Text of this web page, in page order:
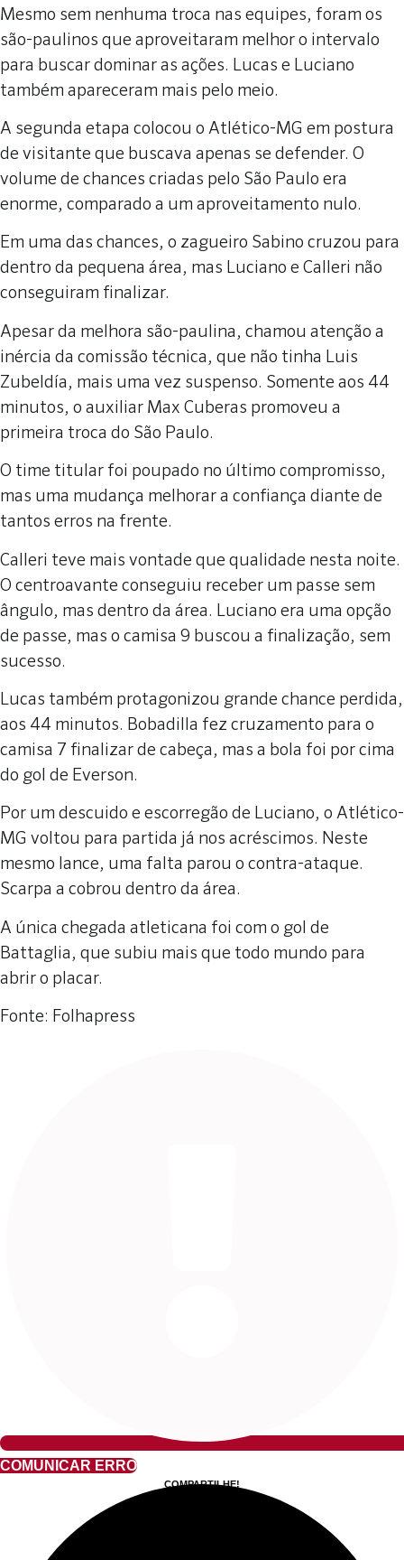
Mesmo sem nenhuma troca nas equipes, foram os
são-paulinos que aproveitaram melhor o intervalo
para buscar dominar as ações. Lucas e Luciano
também apareceram mais pelo meio.
A segunda etapa colocou o Atlético-MG em postura
de visitante que buscava apenas se defender. O
volume de chances criadas pelo São Paulo era
enorme, comparado a um aproveitamento nulo.
Em uma das chances, o zagueiro Sabino cruzou para
dentro da pequena área, mas Luciano e Calleri não
conseguiram finalizar.
Apesar da melhora são-paulina, chamou atenção a
inércia da comissão técnica, que não tinha Luis
Zubeldía, mais uma vez suspenso. Somente aos 44
minutos, o auxiliar Max Cuberas promoveu a
primeira troca do São Paulo.
O time titular foi poupado no último compromisso,
mas uma mudança melhorar a confiança diante de
tantos erros na frente.
Calleri teve mais vontade que qualidade nesta noite.
O centroavante conseguiu receber um passe sem
ângulo, mas dentro da área. Luciano era uma opção
de passe, mas o camisa 9 buscou a finalização, sem
sucesso.
Lucas também protagonizou grande chance perdida,
aos 44 minutos. Bobadilla fez cruzamento para o
camisa 7 finalizar de cabeça, mas a bola foi por cima
do gol de Everson.
Por um descuido e escorregão de Luciano, o Atlético-
MG voltou para partida já nos acréscimos. Neste
mesmo lance, uma falta parou o contra-ataque.
Scarpa a cobrou dentro da área.
A única chegada atleticana foi com o gol de
Battaglia, que subiu mais que todo mundo para
abrir o placar.
Fonte: Folhapress
COMUNICAR ERRO
COMPARTILHE!